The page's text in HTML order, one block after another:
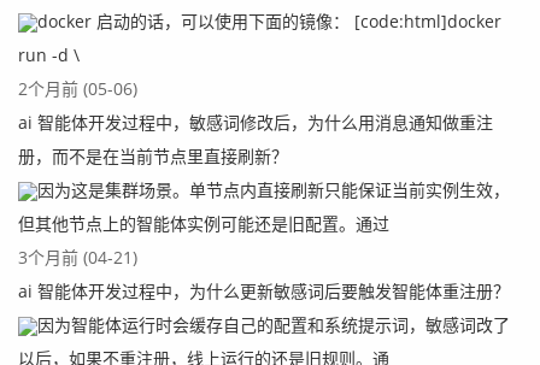
docker 启动的话，可以使用下面的镜像： [code:html]docker
run -d \
2个月前 (05-06)
ai 智能体开发过程中，敏感词修改后，为什么用消息通知做重注
册，而不是在当前节点里直接刷新？
因为这是集群场景。单节点内直接刷新只能保证当前实例生效，
但其他节点上的智能体实例可能还是旧配置。通过
3个月前 (04-21)
ai 智能体开发过程中，为什么更新敏感词后要触发智能体重注册？
因为智能体运行时会缓存自己的配置和系统提示词，敏感词改了
以后，如果不重注册，线上运行的还是旧规则。通